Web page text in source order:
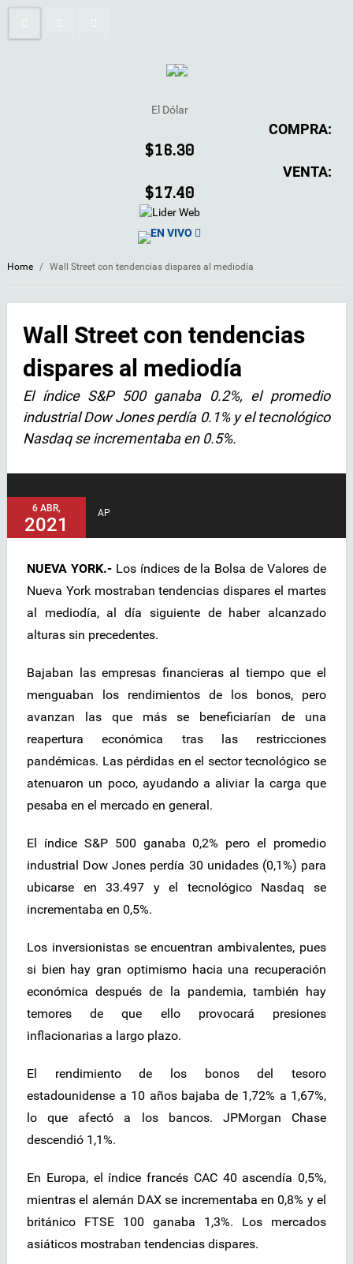
El Dólar
COMPRA:
$16.30
VENTA:
$17.40
EN VIVO
Home / Wall Street con tendencias dispares al mediodía
Wall Street con tendencias
dispares al mediodía
El índice S&P 500 ganaba 0.2%, el promedio
industrial Dow Jones perdía 0.1% y el tecnológico
Nasdaq se incrementaba en 0.5%.
6 ABR,
2021
AP
NUEVA YORK.-Los índices de la Bolsa de Valores de
Nueva York mostraban tendencias dispares el martes
al mediodía, al día siguiente de haber alcanzado
alturas sin precedentes.
Bajaban las empresas financieras al tiempo que el
menguaban los rendimientos de los bonos, pero
avanzan las que más se beneficiarían de una
reapertura económica tras las restricciones
pandémicas. Las pérdidas en el sector tecnológico se
atenuaron un poco, ayudando a aliviar la carga que
pesaba en el mercado en general.
El índice S&P 500 ganaba 0,2% pero el promedio
industrial Dow Jones perdía 30 unidades (0,1%) para
ubicarse en 33.497 y el tecnológico Nasdaq se
incrementaba en 0,5%.
Los inversionistas se encuentran ambivalentes, pues
si bien hay gran optimismo hacia una recuperación
económica después de la pandemia, también hay
temores de que ello provocará presiones
inflacionarias a largo plazo.
El rendimiento de los bonos del tesoro
estadounidense a 10 años bajaba de 1,72% a 1,67%,
lo que afectó a los bancos. JPMorgan Chase
descendió 1,1%.
En Europa, el índice francés CAC 40 ascendía 0,5%,
mientras el alemán DAX se incrementaba en 0,8% y el
británico FTSE 100 ganaba 1,3%. Los mercados
asiáticos mostraban tendencias dispares.